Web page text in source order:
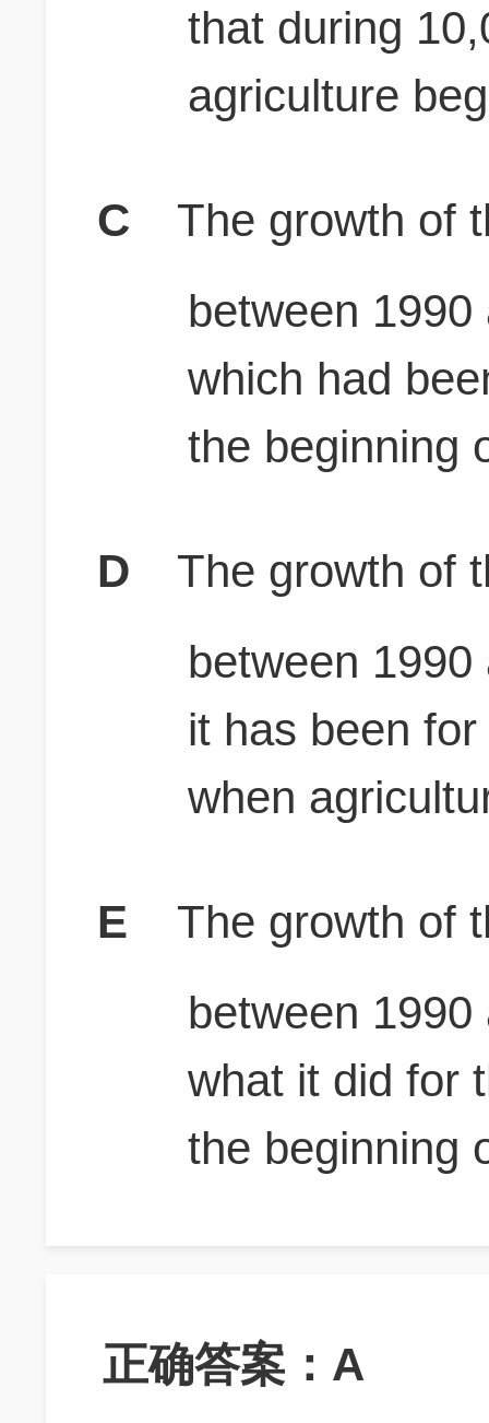
that during
agriculture
C
The growth of
between
which had
the beginning
D
The growth of
between
it has been
when
E
The growth of
between
what it did for
the beginning
正确答案：A